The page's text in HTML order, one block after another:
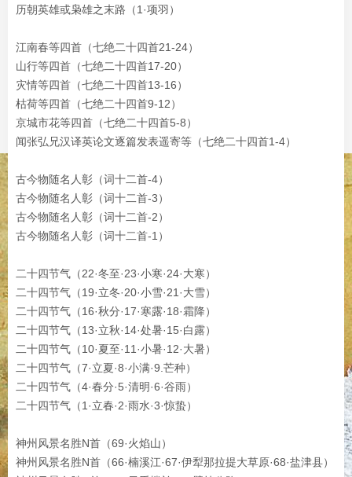
历朝英雄或枭雄之末路（1·项羽）
江南春等四首（七绝二十四首21-24）
山行等四首（七绝二十四首17-20）
灾情等四首（七绝二十四首13-16）
枯荷等四首（七绝二十四首9-12）
京城市花等四首（七绝二十四首5-8）
闻张弘兄汉译英论文逐篇发表遥寄等（七绝二十四首1-4）
古今物随名人彰（词十二首-4）
古今物随名人彰（词十二首-3）
古今物随名人彰（词十二首-2）
古今物随名人彰（词十二首-1）
二十四节气（22·冬至·23·小寒·24·大寒）
二十四节气（19·立冬·20·小雪·21·大雪）
二十四节气（16·秋分·17·寒露·18·霜降）
二十四节气（13·立秋·14·处暑·15·白露）
二十四节气（10·夏至·11·小暑·12·大暑）
二十四节气（7·立夏·8·小满·9.芒种）
二十四节气（4·春分·5·清明·6·谷雨）
二十四节气（1·立春·2·雨水·3·惊蛰）
神州风景名胜N首（69·火焰山）
神州风景名胜N首（66·楠溪江·67·伊犁那拉提大草原·68·盐津县）